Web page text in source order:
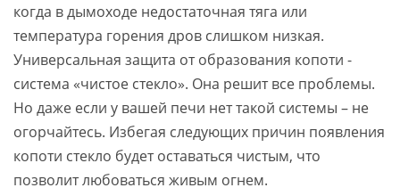
когда в дымоходе недостаточная тяга или
температура горения дров слишком низкая.
Универсальная защита от образования копоти -
система «чистое стекло». Она решит все проблемы.
Но даже если у вашей печи нет такой системы – не
огорчайтесь. Избегая следующих причин появления
копоти стекло будет оставаться чистым, что
позволит любоваться живым огнем.